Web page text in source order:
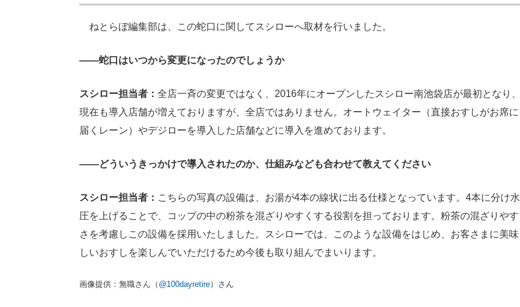
ねとらぼ編集部は、この蛇口に関してスシローへ取材を行いました。
――蛇口はいつから変更になったのでしょうか
スシロー担当者： 全店一斉の変更ではなく、2016年にオープンしたスシロー南池袋店が最初となり、
現在も導入店舗が増えておりますが、全店ではありません。オートウェイター（直接おすしがお席に
届くレーン）やデジローを導入した店舗などに導入を進めております。
――どういうきっかけで導入されたのか、仕組みなども合わせて教えてください
スシロー担当者： こちらの写真の設備は、お湯が4本の線状に出る仕様となっています。4本に分け水
圧を上げることで、コップの中の粉茶を混ざりやすくする役割を担っております。粉茶の混ざりやす
さを考慮しこの設備を採用いたしました。スシローでは、このような設備をはじめ、お客さまに美味
しいおすしを楽しんでいただけるため今後も取り組んでまいります。
画像提供：無職さん（ @100dayretire）さん